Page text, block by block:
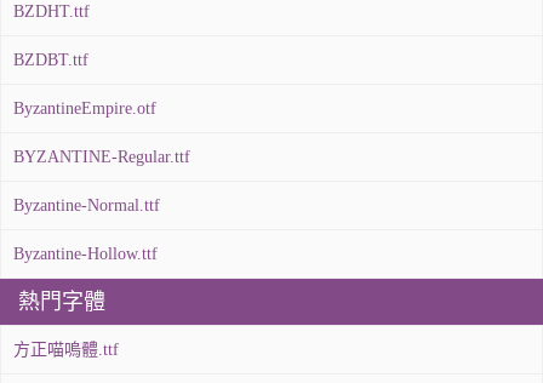
BZDHT.ttf
BZDBT.ttf
ByzantineEmpire.otf
BYZANTINE-Regular.ttf
Byzantine-Normal.ttf
Byzantine-Hollow.ttf
熱門字體
方正喵嗚體.ttf